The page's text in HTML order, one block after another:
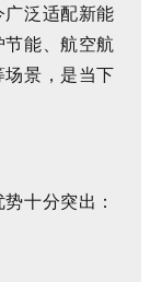
泛适配新能
能、航空航
景，是当下
十分突出：